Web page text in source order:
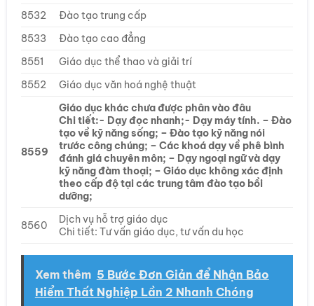
8532
Đào tạo trung cấp
8533
Đào tạo cao đẳng
8551
Giáo dục thể thao và giải trí
8552
Giáo dục văn hoá nghệ thuật
8559
Giáo dục khác chưa được phân vào đâu
Chi tiết:- Dạy đọc nhanh;- Dạy máy tính. – Đào
tạo về kỹ năng sống; – Đào tạo kỹ năng nói
trước công chúng; – Các khoá dạy về phê bình
đánh giá chuyên môn; – Dạy ngoại ngữ và dạy
kỹ năng đàm thoại; – Giáo dục không xác định
theo cấp độ tại các trung tâm đào tạo bồi
dưỡng;
8560
Dịch vụ hỗ trợ giáo dục
Chi tiết: Tư vấn giáo dục, tư vấn du học
Xem thêm 5 Bước Đơn Giản để Nhận Bảo
Hiểm Thất Nghiệp Lần 2 Nhanh Chóng